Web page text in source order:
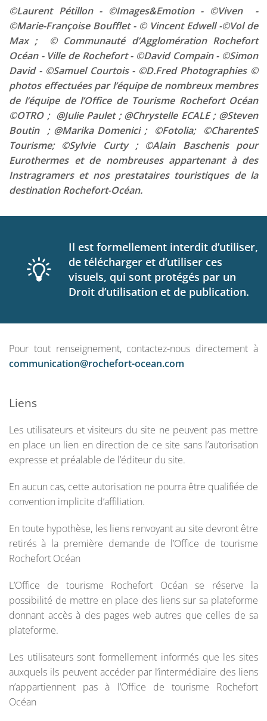
©Laurent Pétillon - ©Images&Emotion - ©Viven -
©Marie-Françoise Boufflet - © Vincent Edwell -©Vol de
Max ; © Communauté d’Agglomération Rochefort
Océan - Ville de Rochefort - ©David Compain - ©Simon
David - ©Samuel Courtois - ©D.Fred Photographies ©
photos effectuées par l’équipe de nombreux membres
de l’équipe de l’Office de Tourisme Rochefort Océan
©OTRO ; @Julie Paulet ; @Chrystelle ECALE ; @Steven
Boutin ; @Marika Domenici ; ©Fotolia; ©CharenteS
Tourisme; ©Sylvie Curty ; ©Alain Baschenis pour
Eurothermes et de nombreuses appartenant à des
Instragramers et nos prestataires touristiques de la
destination Rochefort-Océan.
Il est formellement interdit d’utiliser,
de télécharger et d’utiliser ces
visuels, qui sont protégés par un
Droit d’utilisation et de publication.
Pour tout renseignement, contactez-nous directement à
communication@rochefort-ocean.com
Liens
Les utilisateurs et visiteurs du site ne peuvent pas mettre
en place un lien en direction de ce site sans l’autorisation
expresse et préalable de l’éditeur du site.
En aucun cas, cette autorisation ne pourra être qualifiée de
convention implicite d’affiliation.
En toute hypothèse, les liens renvoyant au site devront être
retirés à la première demande de l’Office de tourisme
Rochefort Océan
L’Office de tourisme Rochefort Océan se réserve la
possibilité de mettre en place des liens sur sa plateforme
donnant accès à des pages web autres que celles de sa
plateforme.
Les utilisateurs sont formellement informés que les sites
auxquels ils peuvent accéder par l’intermédiaire des liens
n’appartiennent pas à l’Office de tourisme Rochefort
Océan